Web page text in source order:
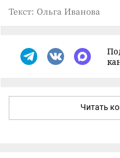
Текст: Ольга Иванова
Читать